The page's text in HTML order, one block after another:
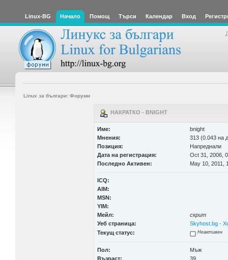
Linux-BG Начало Помощ Търси Календар Вход
Linux за българи: Форуми
НАКРАТКО - BNIGHT
Име:
bnight
Мнения:
313 (0.043 на
Позиция:
Напреднали
Дата на регистрация:
Oct 31, 2006,
Последно Активен:
May 10, 2011,
ICQ:
AIM:
MSN:
YIM:
Мейл:
скрит
Уеб страница:
Skyhost.bg -
Текущ статус:
Неактивен
Пол:
Мъж
Възраст:
39